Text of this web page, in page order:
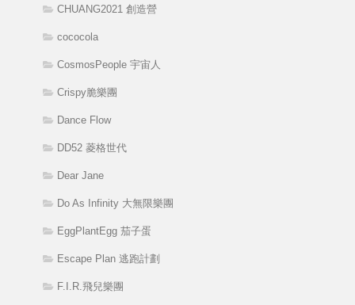
CHUANG2021 創造營
cococola
CosmosPeople 宇宙人
Crispy脆樂團
Dance Flow
DD52 菱格世代
Dear Jane
Do As Infinity 大無限樂團
EggPlantEgg 茄子蛋
Escape Plan 逃跑計劃
F.I.R.飛兒樂團